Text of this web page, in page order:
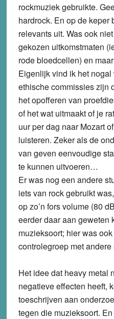
rockmuziek gebruikte.
hardrock. En op de keper
relevants uit. Was ook
gekozen uitkomstmaten
rode bloedcellen) en
Eigenlijk vind ik het
ethische commissies zijn
het opofferen van
of het wat uitmaakt of je
uur per dag naar Mozart
luisteren. Zeker als de
van geven eenvoudige
te kunnen uitvoeren…
Er was nog een andere
iets van rock gebruikt
op zo’n fors volume (80
eerder daar aan geweten
muzieksoort; hier was
controlegroep met andere
Het idee dat heavy metal
negatieve effecten heeft,
toeschrijven aan
tegen die muzieksoort.